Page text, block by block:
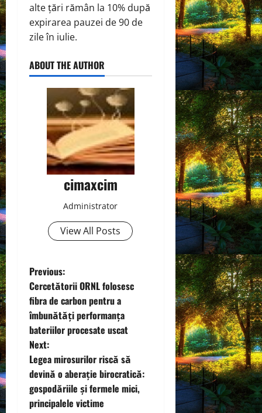
alte țări rămân la 10% după
expirarea pauzei de 90 de
zile în iulie.
ABOUT THE AUTHOR
cimaxcim
Administrator
View All Posts
P
o
s
t
n
a
Previous:
Cercetătorii ORNL folosesc
fibra de carbon pentru a
îmbunătăți performanța
bateriilor procesate uscat
Next:
Legea mirosurilor riscă să
devină o aberație birocratică:
gospodăriile și fermele mici,
principalele victime